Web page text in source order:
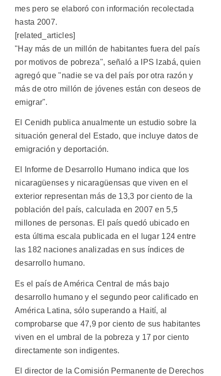
mes pero se elaboró con información recolectada
hasta 2007.
[related_articles]
"Hay más de un millón de habitantes fuera del país
por motivos de pobreza", señaló a IPS Izabá, quien
agregó que "nadie se va del país por otra razón y
más de otro millón de jóvenes están con deseos de
emigrar".
El Cenidh publica anualmente un estudio sobre la
situación general del Estado, que incluye datos de
emigración y deportación.
El Informe de Desarrollo Humano indica que los
nicaragüenses y nicaragüensas que viven en el
exterior representan más de 13,3 por ciento de la
población del país, calculada en 2007 en 5,5
millones de personas. El país quedó ubicado en
esta última escala publicada en el lugar 124 entre
las 182 naciones analizadas en sus índices de
desarrollo humano.
Es el país de América Central de más bajo
desarrollo humano y el segundo peor calificado en
América Latina, sólo superando a Haití, al
comprobarse que 47,9 por ciento de sus habitantes
viven en el umbral de la pobreza y 17 por ciento
directamente son indigentes.
El director de la Comisión Permanente de Derechos